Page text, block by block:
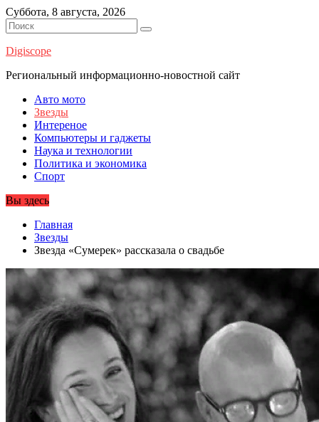
Перейти
к
содержимому
Суббота, 8 августа, 2026
Digiscope
Региональный информационно-новостной сайт
Авто мото
Звезды
Интереное
Компьютеры и гаджеты
Наука и технологии
Политика и экономика
Спорт
Вы здесь
Главная
Звезды
Звезда «Сумерек» рассказала о свадьбе